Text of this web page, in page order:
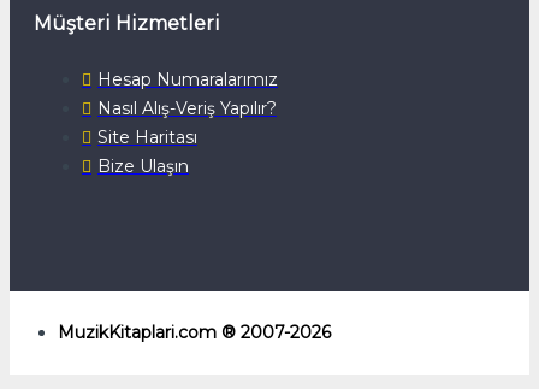
Müşteri Hizmetleri
Hesap Numaralarımız
Nasıl Alış-Veriş Yapılır?
Site Haritası
Bize Ulaşın
MuzikKitaplari.com ® 2007-2026